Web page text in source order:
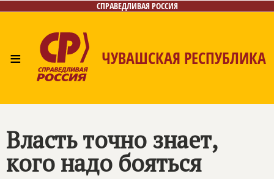
СПРАВЕДЛИВАЯ РОССИЯ
≡ ЧУВАШСКАЯ РЕСПУБЛИКА
Власть точно знает,
кого надо бояться